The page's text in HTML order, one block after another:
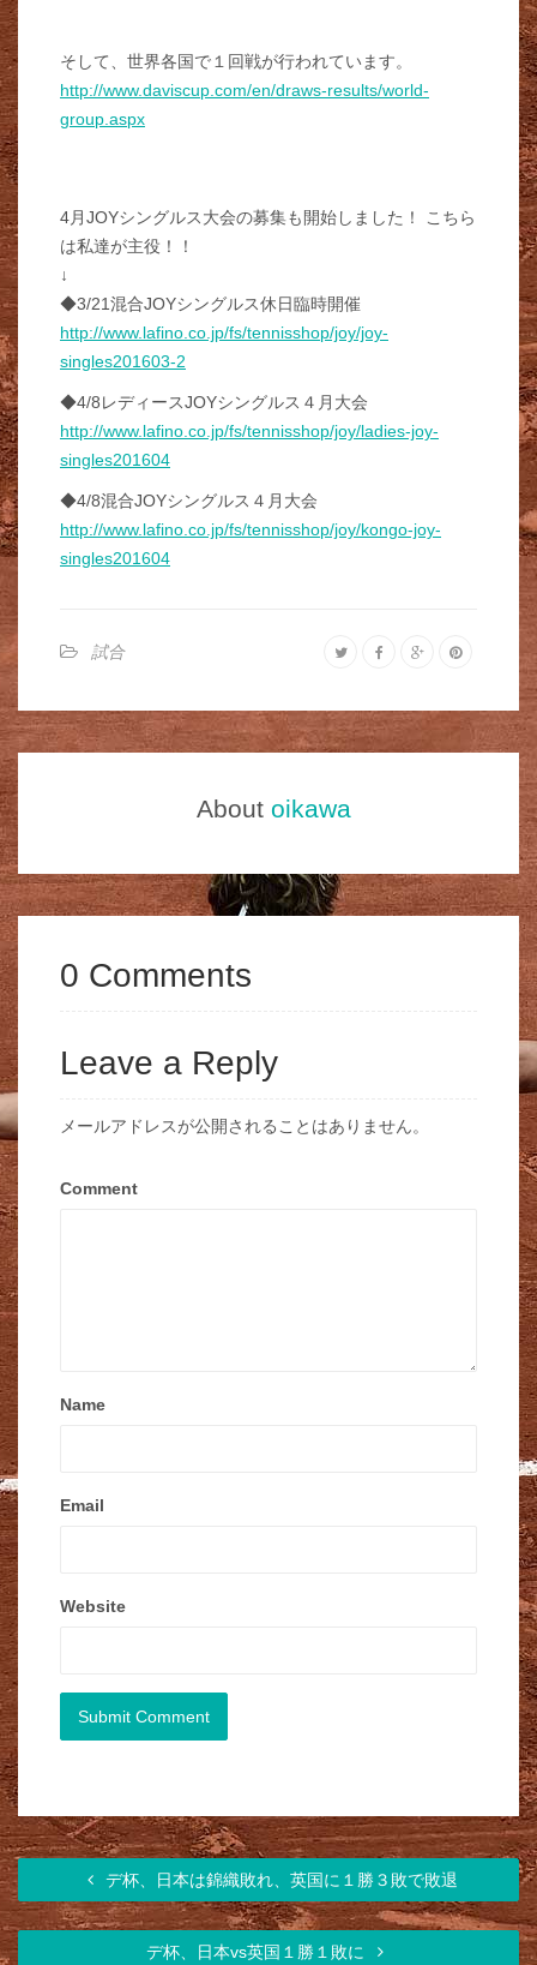
そして、世界各国で１回戦が行われています。
http://www.daviscup.com/en/draws-results/world-
group.aspx
4月JOYシングルス大会の募集も開始しました！ こちら
は私達が主役！！
↓
◆3/21混合JOYシングルス休日臨時開催
http://www.lafino.co.jp/fs/tennisshop/joy/joy-
singles201603-2
◆4/8レディースJOYシングルス４月大会
http://www.lafino.co.jp/fs/tennisshop/joy/ladies-joy-
singles201604
◆4/8混合JOYシングルス４月大会
http://www.lafino.co.jp/fs/tennisshop/joy/kongo-joy-
singles201604
試合
About oikawa
0 Comments
Leave a Reply
メールアドレスが公開されることはありません。
Comment
Name
Email
Website
デ杯、日本は錦織敗れ、英国に１勝３敗で敗退
デ杯、日本vs英国１勝１敗に